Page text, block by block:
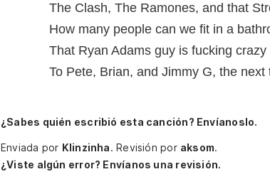
The Clash, The Ramones, and that
How many people can we fit in a
That Ryan Adams guy is fucking crazy
To Pete, Brian, and Jimmy G, the
¿Sabes quién escribió esta canción? Envíanoslo.
Enviada por Klinzinha. Revisión por aksom.
¿Viste algún error? Envíanos una revisión.